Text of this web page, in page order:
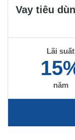
Vay tiêu
Lãi suất
năm